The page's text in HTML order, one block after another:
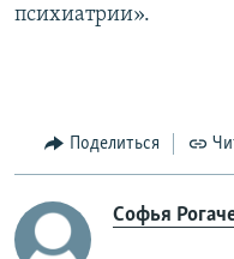
психиатрии».
Поделиться
Софья